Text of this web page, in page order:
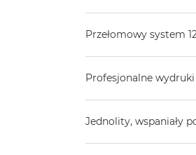
Przełomowy system
Profesjonalne
Jednolity, wspaniały